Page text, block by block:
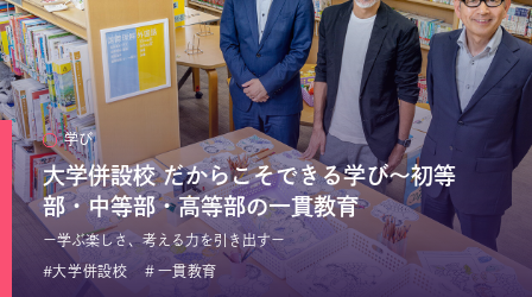
リクエスト
本サイトで記事として取り上げてほしい題材を、編集部へ
リクエストすることができます。
日常の素朴な疑問から、「専門家の意見を聞きたい」「関
大の○○な情報をもっと知りたい」といった要望を、どなた
でもご自由にご投稿ください。
大学併設校 だからこそできる学び～初等
部・中等部・高等部の一貫教育
学び
ー学ぶ楽しさ、考える力を引き出すー
#大学併設校 ＃一貫教育